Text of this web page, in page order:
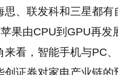
思、联发科和三星都
果由CPU到GPU再
来看，智能手机与PC
证券对家电产业链的